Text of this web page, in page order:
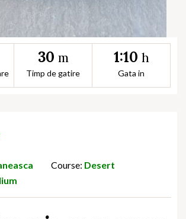
30 m
Timp de gatire
1:10 h
Gata in
Course: Desert